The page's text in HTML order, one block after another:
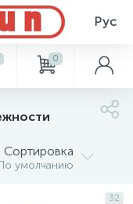
Рус
0
Сортировка
умолчанию
32